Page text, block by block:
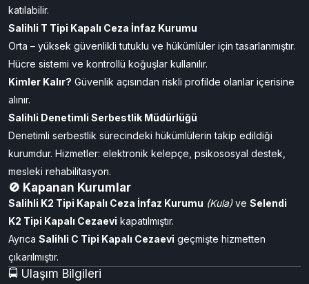
Salihli Açık Ceza İnfaz Kurumu
Açık cezaevi statüsünde disiplinli hükümlüler barındırır. Tarımsal
ya da gündüz çalışmaları planlanabilir.
Kimler Kalır? Düşük riskli hükümlüler, sosyal etkinliklere
katılabilir.
Salihli T Tipi Kapalı Ceza İnfaz Kurumu
Orta – yüksek güvenlikli tutuklu ve hükümlüler için tasarlanmıştır.
Hücre sistemi ve kontrollü koğuşlar kullanılır.
Kimler Kalır?Güvenlik açısından riskli profilde olanlar içerisine
alınır.
Salihli Denetimli Serbestlik Müdürlüğü
Denetimli serbestlik sürecindeki hükümlülerin takip edildiği
kurumdur. Hizmetler: elektronik kelepçe, psikososyal destek,
mesleki rehabilitasyon.
🚫 Kapanan Kurumlar
Salihli K2 Tipi Kapalı Ceza İnfaz Kurumu